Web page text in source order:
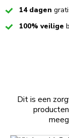
Checked14 dagen
Checked100% veilige
Dit is een